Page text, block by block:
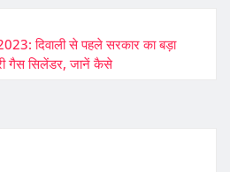
दिवाली से पहले सरकार का बड़ा
गैस सिलेंडर, जानें कैसे